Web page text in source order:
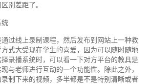
别差距了。
统
过线上录制课程，然后发布到网站上一种教
式大受现在学生的喜爱，因为可以随时随地
录播系统时，可以看一下对方平台的教具是
与老师进行互动的一个功能性。除此之外，
制下来的视频，多半都是不是特别清晰或者